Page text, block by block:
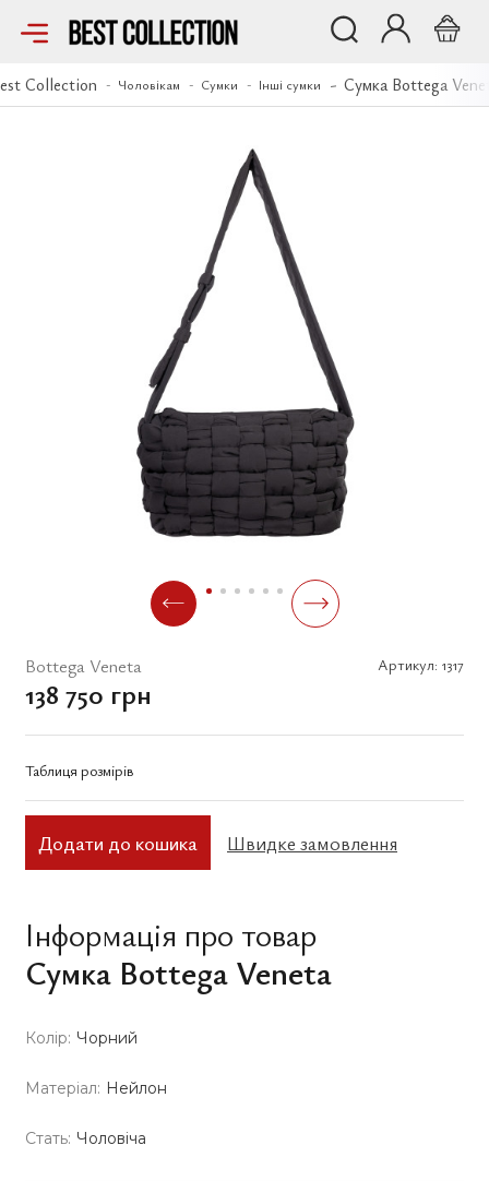
Collection Чоловікам Сумки Інші сумки Сумка Bottega
Сумка Bottega Veneta
Bottega Veneta Артикул: 1317
138 750 грн
Таблиця розмірів
Додати до кошика Швидке замовлення
Інформація про товар
Сумка Bottega Veneta
Колір: Чорний
Матеріал: Нейлон
Стать: Чоловіча